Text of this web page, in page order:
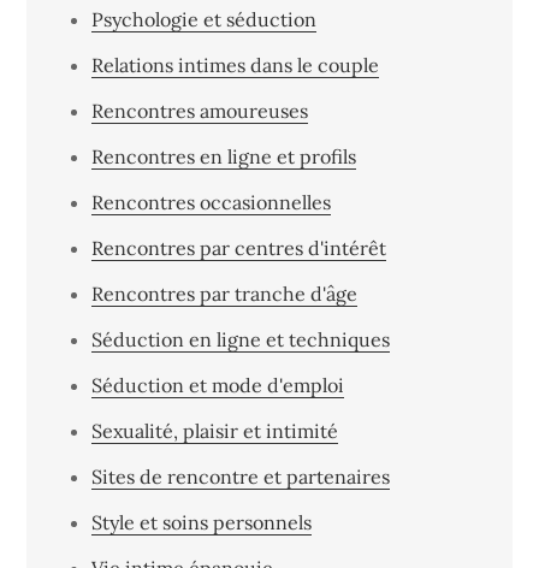
Psychologie et séduction
Relations intimes dans le couple
Rencontres amoureuses
Rencontres en ligne et profils
Rencontres occasionnelles
Rencontres par centres d'intérêt
Rencontres par tranche d'âge
Séduction en ligne et techniques
Séduction et mode d'emploi
Sexualité, plaisir et intimité
Sites de rencontre et partenaires
Style et soins personnels